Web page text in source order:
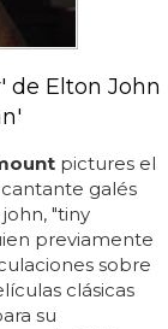
de Elton John
pictures el
galés
"tiny
previamente
sobre
clásicas
su